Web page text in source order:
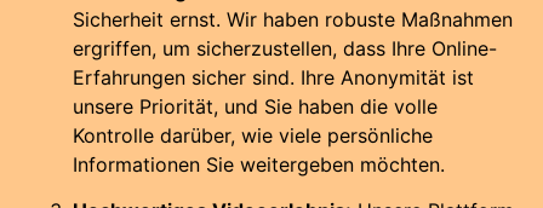
Sicherheit ernst. Wir haben robuste Maßnahmen
ergriffen, um sicherzustellen, dass Ihre Online-
Erfahrungen sicher sind. Ihre Anonymität ist
unsere Priorität, und Sie haben die volle
Kontrolle darüber, wie viele persönliche
Informationen Sie weitergeben möchten.